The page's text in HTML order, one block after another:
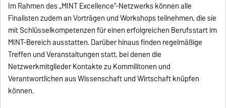
Im Rahmen des „MINT Excellence“-Netzwerks können alle
Finalisten zudem an Vorträgen und Workshops teilnehmen, die sie
mit Schlüsselkompetenzen für einen erfolgreichen Berufsstart im
MINT-Bereich ausstatten. Darüber hinaus finden regelmäßige
Treffen und Veranstaltungen statt, bei denen die
Netzwerkmitglieder Kontakte zu Kommilitonen und
Verantwortlichen aus Wissenschaft und Wirtschaft knüpfen
können.